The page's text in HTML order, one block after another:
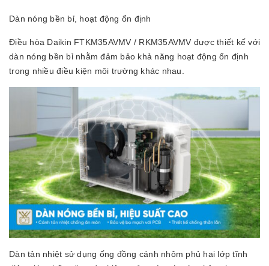
Dàn nóng bền bỉ, hoạt động ổn định
Điều hòa Daikin FTKM35AVMV / RKM35AVMV được thiết kế với
dàn nóng bền bỉ nhằm đảm bảo khả năng hoạt động ổn định
trong nhiều điều kiện môi trường khác nhau.
Dàn tản nhiệt sử dụng ống đồng cánh nhôm phủ hai lớp tĩnh